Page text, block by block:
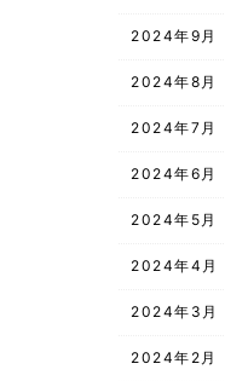
2024年9月
2024年8月
2024年7月
2024年6月
2024年5月
2024年4月
2024年3月
2024年2月